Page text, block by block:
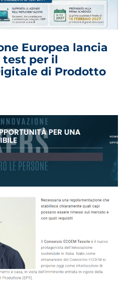
Europea lancia
test per il
di Prodotto